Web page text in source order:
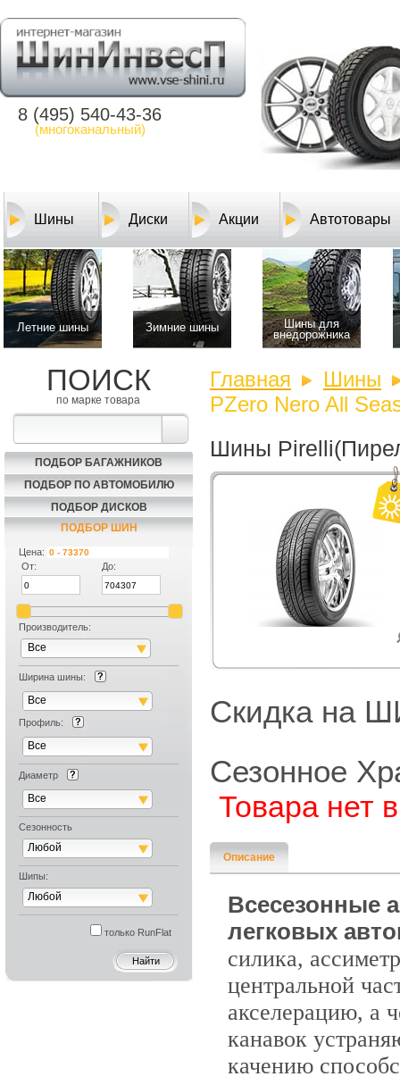
8 (495) 540-43-36
(многоканальный)
Шины Диски Акции Автотовары
Летние шины Зимние шины
Шины для
внедорожника
ПОИСК
по марке товара
ПОДБОР БАГАЖНИКОВ
ПОДБОР ПО АВТОМОБИЛЮ
ПОДБОР ДИСКОВ
ПОДБОР ШИН
Цена:
От:
До:
Производитель:
Все
Ширина шины:
Все
Профиль:
Все
Диаметр
Все
Сезонность
Любой
Шипы:
Любой
только RunFlat
Главная
Шины
PZero Nero All
Шины
Скидка на
Сезонное
Товара нет
Описание
Всесезонные
легковых
силика,
центральной
акселерацию, а
канавок
качению